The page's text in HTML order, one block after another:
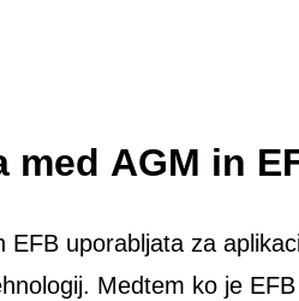
med AGM in
EFB uporabljata za
Medtem ko je